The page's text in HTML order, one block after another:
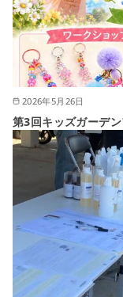
2026年5月26日
第3回キッズガーデ